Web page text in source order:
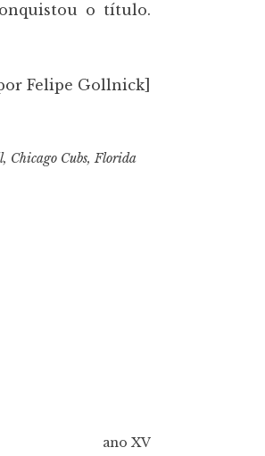
o título.
Felipe Gollnick]
, Chicago Cubs,Florida
ano XV